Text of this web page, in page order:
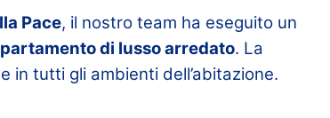
Pace, il nostro team ha eseguito un
di lusso arredato. La
in tutti gli ambienti dell’abitazione.